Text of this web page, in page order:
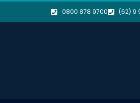
0800 878 9700 (62) 9